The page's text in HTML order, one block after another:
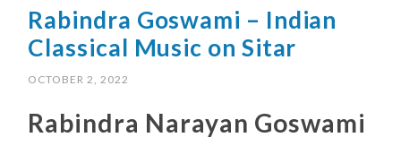
Rabindra Goswami – Indian
Classical Music on Sitar
OCTOBER 2, 2022
Rabindra Narayan Goswami